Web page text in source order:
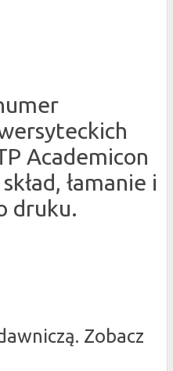
Academicon
łamanie i
druku.
Zobacz